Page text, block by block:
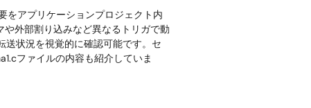
をアプリケーションプロジェクト内
外部割り込みなど異なるトリガで動
送状況を視覚的に確認可能です。セ
ファイルの内容も紹介していま